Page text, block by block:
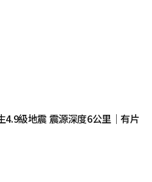
4.9級地震 震源深度6公里｜有片